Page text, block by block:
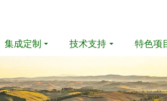
集成定制 技术支持 特色项